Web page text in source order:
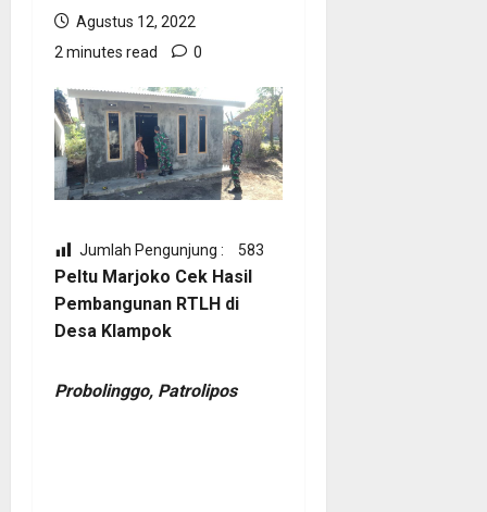
Agustus 12, 2022
2 minutes read
0
Jumlah Pengunjung : 583
Peltu Marjoko Cek Hasil
Pembangunan RTLH di
Desa Klampok
Probolinggo, Patrolipos